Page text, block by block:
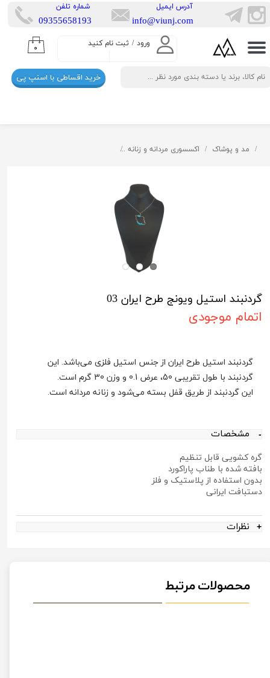
ورود / ثبت نام کنید
حساب کاربری من
تغییر گذر واژه
سفارشات
۰
​شماره تلفن
​​09355658193
​آدرس ایمیل
info@viunj.com
خرید اقساطی با اسنپ پی
مد و پوشاک اکسسوری مردانه و زنانه
گردنبند استیل ویونج طرح ایران 03
اتمام موجودی
گردنبند استیل طرح ایران از جنس استیل فلزی می‌باشد. این
گردنبند با طول تقریبی 50، عرض 0.1 و وزن 30 گرم است.
این گردنبند از طریق قفل بسته می‌شود و زنانه مردانه است.
مشخصات
گره کشویی قابل تنظیم
بافته شده با طناب پاراکورد
بدون استفاده از پلاستیک و فلز
دستبافت ایرانی
نظرات
محصولات مرتبط